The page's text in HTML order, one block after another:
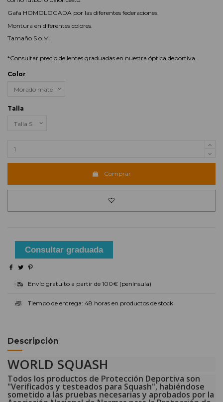
Gafa HOMOLOGADA por las diferentes federaciones.
Montura en diferentes colores.
Tamaño S o M.
*Consultar precio de lentes graduadas en nuestra óptica deportiva.
Color
Talla
Comprar
Consultar graduada
Envío gratuito a partir de 100€ (península)
Tiempo de entrega: 48 horas en productos de stock
Descripción
WORLD SQUASH
Todos los productos de Protección Deportiva son
"Verificados y testeados para Squash", habiéndose
sometido a las pruebas necesarias y aprobados por la